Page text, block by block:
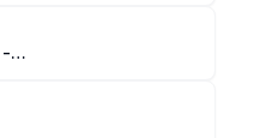
Lobby Ramayana Mall - Sidoarjo